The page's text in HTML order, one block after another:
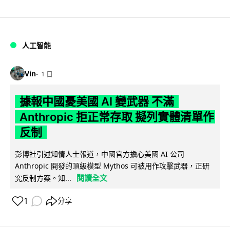
人工智能
Vin 1 日
據報中國憂美國 AI 變武器 不滿
Anthropic 拒正常存取 擬列實體清單作
反制
彭博社引述知情人士報道，中國官方擔心美國 AI 公司
Anthropic 開發的頂級模型 Mythos 可被用作攻擊武器，正研
究反制方案。知...
閱讀全文
1 分享